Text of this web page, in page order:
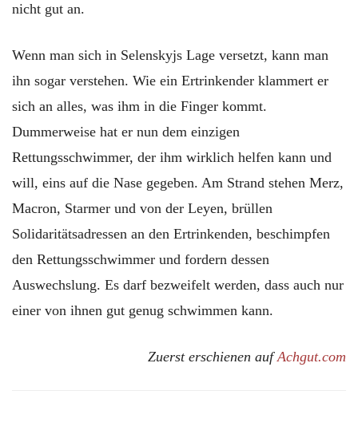
nicht gut an.
Wenn man sich in Selenskyjs Lage versetzt, kann man
ihn sogar verstehen. Wie ein Ertrinkender klammert er
sich an alles, was ihm in die Finger kommt.
Dummerweise hat er nun dem einzigen
Rettungsschwimmer, der ihm wirklich helfen kann und
will, eins auf die Nase gegeben. Am Strand stehen Merz,
Macron, Starmer und von der Leyen, brüllen
Solidaritätsadressen an den Ertrinkenden, beschimpfen
den Rettungsschwimmer und fordern dessen
Auswechslung. Es darf bezweifelt werden, dass auch nur
einer von ihnen gut genug schwimmen kann.
Zuerst erschienen aufAchgut.com